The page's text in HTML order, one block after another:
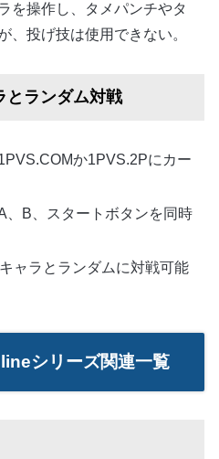
を操作し、タメパンチやタ
、投げ技は使用できない。
とランダム対戦
か1PVS.2Pにカー
、B、スタートボタンを同時
ャラとランダムに対戦可能
シリーズ関連一覧